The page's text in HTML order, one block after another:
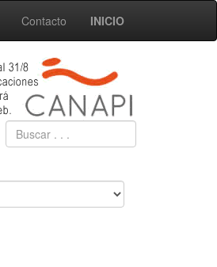
Contacto INICIO